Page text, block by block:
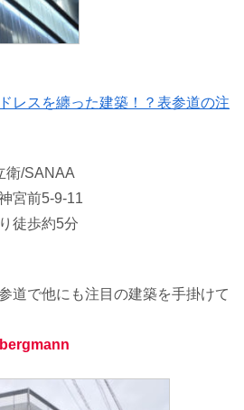
レスを纏った建築！？表参道の注
衛/SANAA
宮前5-9-11
徒歩約5分
道で他にも注目の建築を手掛けて